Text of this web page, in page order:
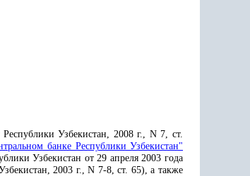
Узбекистан, 2008 г., N 7, ст.
банке Республики Узбекистан"
Узбекистан от 29 апреля 2003 года
2003 г., N 7-8, ст. 65), а также